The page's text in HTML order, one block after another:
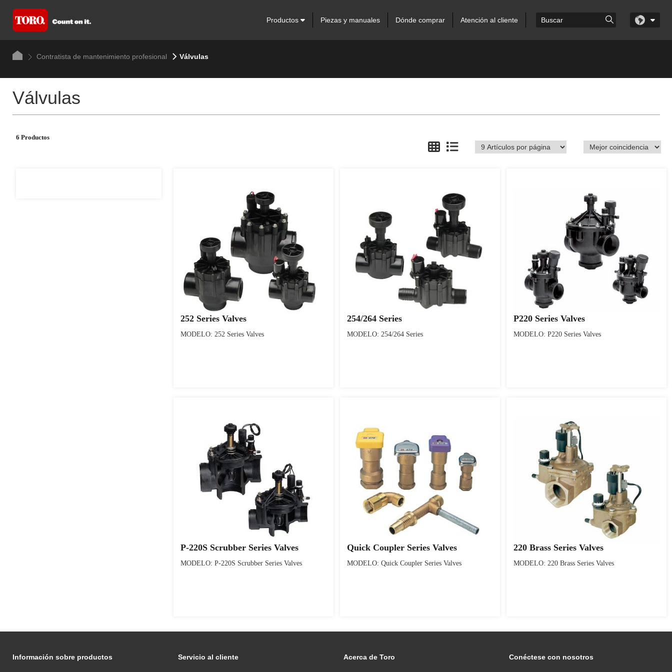
Productos Piezas y manuales Dónde comprar Atención al cliente
Contratista de mantenimiento profesional Válvulas
Válvulas
6 Productos
252 Series Valves
MODELO: 252 Series Valves
254/264 Series
MODELO: 254/264 Series
P220 Series Valves
MODELO: P220 Series Valves
P-220S Scrubber Series Valves
MODELO: P-220S Scrubber Series Valves
Quick Coupler Series Valves
MODELO: Quick Coupler Series Valves
220 Brass Series Valves
MODELO: 220 Brass Series Valves
Información sobre productos Servicio al cliente Acerca de Toro Conéctese con nosotros